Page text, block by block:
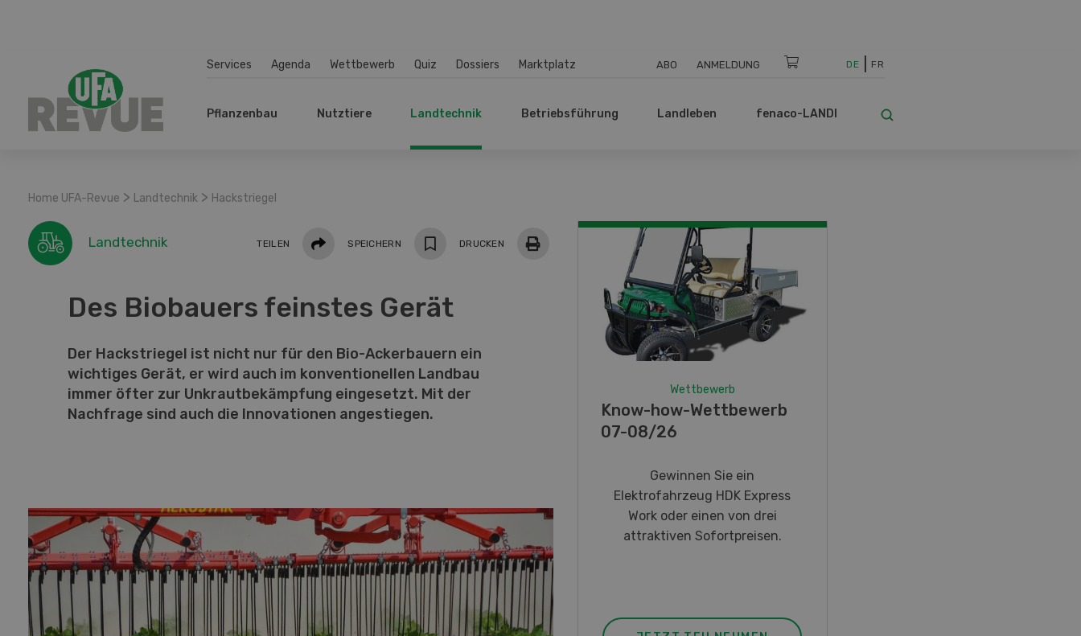
Services Agenda Wettbewerb Quiz Dossiers Marktplatz ABO ANMELDUNG DE FR
Pflanzenbau Nutztiere Landtechnik Betriebsführung Landleben fenaco-LANDI
Home UFA-Revue > Landtechnik > Hackstriegel
Landtechnik TEILEN Teilen SPEICHERN DRUCKEN
Des Biobauers feinstes Gerät
Der Hackstriegel ist nicht nur für den Bio-Ackerbauern ein
wichtiges Gerät, er wird auch im konventionellen Landbau
immer öfter zur Unkrautbekämpfung eingesetzt. Mit der
Nachfrage sind auch die Innovationen angestiegen.
Wettbewerb
Know-how-Wettbewerb
07-08/26
Gewinnen Sie ein
Elektrofahrzeug HDK Express
Work oder einen von drei
attraktiven Sofortpreisen.